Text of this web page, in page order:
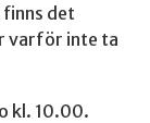
finns det
varför inte ta
kl. 10.00.